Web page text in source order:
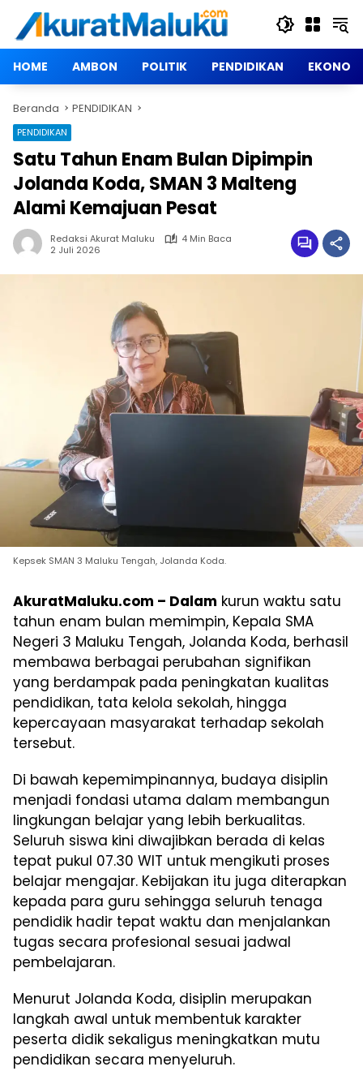
konten
HOME
AMBON POLITIK PENDIDIKAN
Beranda PENDIDIKAN
PENDIDIKAN
Satu Tahun Enam Bulan Dipimpin
Jolanda Koda, SMAN 3 Malteng
Alami Kemajuan Pesat
Redaksi Akurat Maluku
4 Min Baca
2 Juli 2026
Kepsek SMAN 3 Maluku Tengah, Jolanda Koda.
AkuratMaluku.com – Dalam kurun waktu satu
tahun enam bulan memimpin, Kepala SMA
Negeri 3 Maluku Tengah, Jolanda Koda, berhasil
membawa berbagai perubahan signifikan
yang berdampak pada peningkatan kualitas
pendidikan, tata kelola sekolah, hingga
kepercayaan masyarakat terhadap sekolah
tersebut.
Di bawah kepemimpinannya, budaya disiplin
menjadi fondasi utama dalam membangun
lingkungan belajar yang lebih berkualitas.
Seluruh siswa kini diwajibkan berada di kelas
tepat pukul 07.30 WIT untuk mengikuti proses
belajar mengajar. Kebijakan itu juga diterapkan
kepada para guru sehingga seluruh tenaga
pendidik hadir tepat waktu dan menjalankan
tugas secara profesional sesuai jadwal
pembelajaran.
Menurut Jolanda Koda, disiplin merupakan
langkah awal untuk membentuk karakter
peserta didik sekaligus meningkatkan mutu
pendidikan secara menyeluruh.